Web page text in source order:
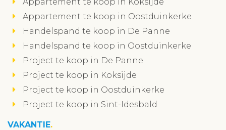
Appartement te koop in Oostduinkerke
Handelspand te koop in De Panne
Handelspand te koop in Oostduinkerke
Project te koop in De Panne
Project te koop in Koksijde
Project te koop in Oostduinkerke
Project te koop in Sint-Idesbald
VAKANTIE